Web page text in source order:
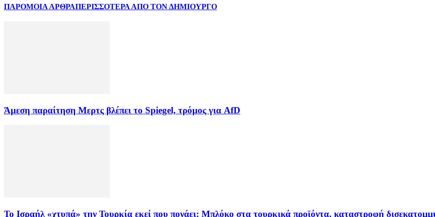
ΠΑΡΟΜΟΙΑ ΑΡΘΡΑΠΕΡΙΣΣΟΤΕΡΑ ΑΠΟ ΤΟΝ ΔΗΜΙΟΥΡΓΟ
Άμεση παραίτηση Mερτς βλέπει το Spiegel, τρόμος για AfD
Το Ισραήλ «χτυπά» την Τουρκία εκεί που πονάει: Μπλόκο στα τουρκικά προϊόντα, καταστροφή